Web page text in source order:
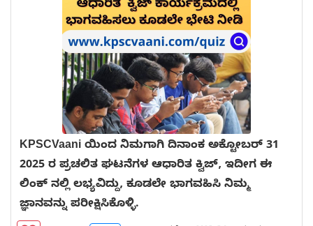
KPSCVaani ಯಿಂದ ನಿಮಗಾಗಿ ದಿನಾಂಕ ಅಕ್ಟೋಬರ್ 31
2025 ರ ಪ್ರಚಲಿತ ಘಟನೆಗಳ ಆಧಾರಿತ ಕ್ವಿಜ್, ಇದೀಗ ಈ
ಲಿಂಕ್ ನಲ್ಲಿ ಲಭ್ಯವಿದ್ದು, ಕೂಡಲೇ ಭಾಗವಹಿಸಿ ನಿಮ್ಮ
ಜ್ಞಾನವನ್ನು ಪರೀಕ್ಷಿಸಿಕೊಳ್ಳಿ.